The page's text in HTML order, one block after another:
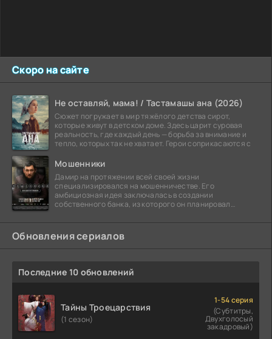
Скоро на сайте
Не оставляй, мама! / Тастамашы ана (2026)
Сюжет погружает в мир тяжёлого детства сирот,
которые живут в детском доме. Здесь царит суровая
реальность, где каждый день — борьба за внимание и
тепло, которых так не хватает. Герои соприкасаются с
Мошенники
Дамир на протяжении всей своей жизни
специализировался на мошенничестве. Его
амбициозная идея заключалась в создании
собственного банка, из которого он планировал
Обновления сериалов
Последние 10 обновлений
Тайны Троецарствия
(1 сезон)
1-54 серия
(Субтитры,
Двухголосый
закадровый)